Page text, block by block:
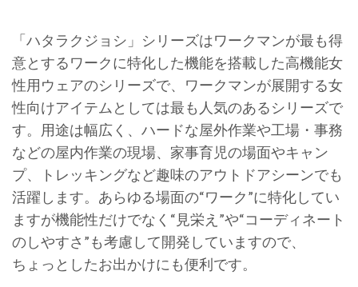
「ハタラクジョシ」シリーズはワークマンが最も得
意とするワークに特化した機能を搭載した高機能女
性用ウェアのシリーズで、ワークマンが展開する女
性向けアイテムとしては最も人気のあるシリーズで
す。用途は幅広く、ハードな屋外作業や工場・事務
などの屋内作業の現場、家事育児の場面やキャン
プ、トレッキングなど趣味のアウトドアシーンでも
活躍します。あらゆる場面の“ワーク”に特化してい
ますが機能性だけでなく“見栄え”や“コーディネート
のしやすさ”も考慮して開発していますので、
ちょっとしたお出かけにも便利です。